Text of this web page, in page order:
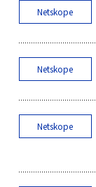
Netskope
Netskope
Netskope